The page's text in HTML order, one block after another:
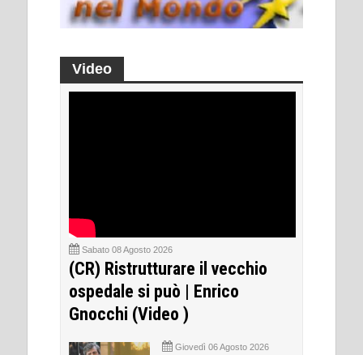
Video
Sabato 08 Agosto 2026
(CR) Ristrutturare il vecchio
ospedale si può | Enrico
Gnocchi (Video )
Giovedì 06 Agosto 2026